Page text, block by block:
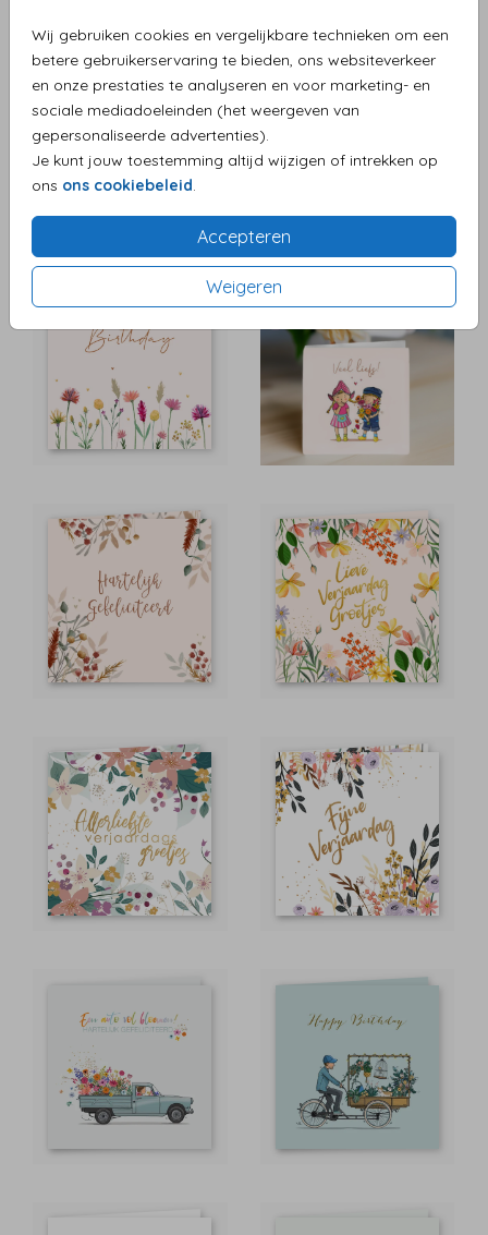
Wij gebruiken cookies en vergelijkbare technieken om een
betere gebruikerservaring te bieden, ons websiteverkeer
en onze prestaties te analyseren en voor marketing- en
sociale mediadoeleinden (het weergeven van
gepersonaliseerde advertenties).
Je kunt jouw toestemming altijd wijzigen of intrekken op
ons ons cookiebeleid.
Accepteren
Weigeren